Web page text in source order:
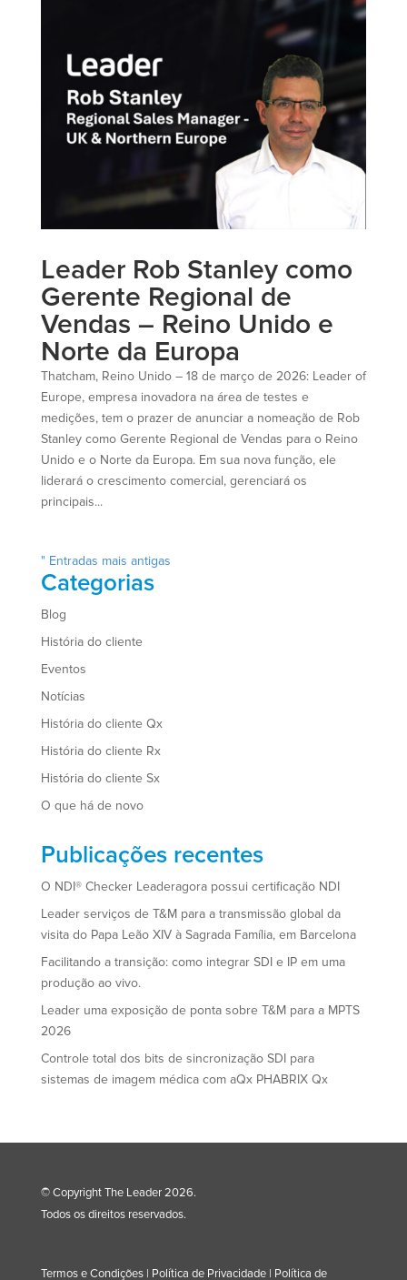
Leader Rob Stanley como
Gerente Regional de
Vendas – Reino Unido e
Norte da Europa
Thatcham, Reino Unido – 18 de março de 2026: Leader of
Europe, empresa inovadora na área de testes e
medições, tem o prazer de anunciar a nomeação de Rob
Stanley como Gerente Regional de Vendas para o Reino
Unido e o Norte da Europa. Em sua nova função, ele
liderará o crescimento comercial, gerenciará os
principais...
" Entradas mais antigas
Categorias
Blog
História do cliente
Eventos
Notícias
História do cliente Qx
História do cliente Rx
História do cliente Sx
O que há de novo
Publicações recentes
O NDI® Checker Leaderagora possui certificação NDI
Leader serviços de T&M para a transmissão global da
visita do Papa Leão XIV à Sagrada Família, em Barcelona
Facilitando a transição: como integrar SDI e IP em uma
produção ao vivo.
Leader uma exposição de ponta sobre T&M para a MPTS
2026
Controle total dos bits de sincronização SDI para
sistemas de imagem médica com aQx PHABRIX Qx
© Copyright The Leader 2026.
Todos os direitos reservados.
Termos e Condições| Política de Privacidade| Política de